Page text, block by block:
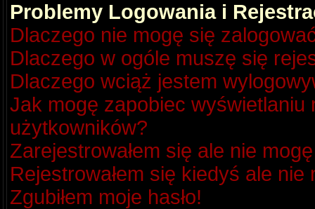
Problemy Logowania i
Dlaczego nie mogę się
Dlaczego w ogóle muszę się
Dlaczego wciąż jestem
Jak mogę zapobiec
użytkowników?
Zarejestrowałem się ale nie
Rejestrowałem się kiedyś ale
Zgubiłem moje hasło!